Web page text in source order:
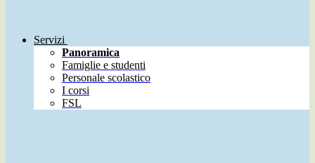
Servizi
Panoramica
Famiglie e studenti
Personale scolastico
I corsi
FSL